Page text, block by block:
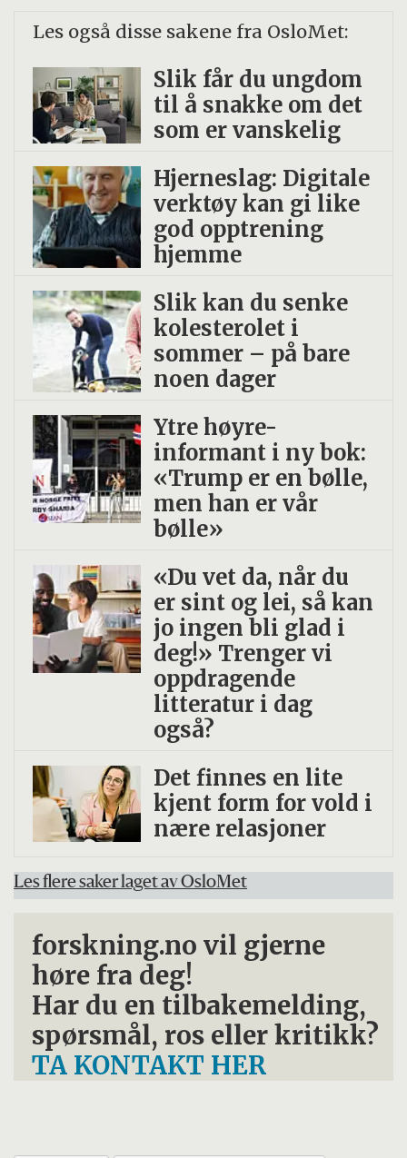
Les også disse sakene fra OsloMet:
Slik får du ungdom
til å snakke om det
som er vanskelig
Hjerneslag: Digitale
verktøy kan gi like
god opptrening
hjemme
Slik kan du senke
kolesterolet i
sommer – på bare
noen dager
Ytre høyre-
informant i ny bok:
«Trump er en bølle,
men han er vår
bølle»
«Du vet da, når du
er sint og lei, så kan
jo ingen bli glad i
deg!» Trenger vi
oppdragende
litteratur i dag
også?
Det finnes en lite
kjent form for vold i
nære relasjoner
Les flere saker laget av OsloMet
forskning.no vil gjerne
høre fra deg!
Har du en tilbakemelding,
spørsmål, ros eller kritikk?
TA KONTAKT HER